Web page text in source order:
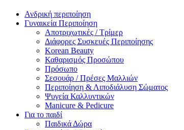
Ανδρική περιποίηση
Γυναικεία Περιποίηση
Αποτριχωτικές / Τρίμερ
Διάφορες Συσκευές Περιποίησης
Korean Beauty
Καθαρισμός Προσώπου
Πρόσωπο
Σεσουάρ / Πρέσες Μαλλιών
Περιποίηση & Λιποδιάλυση Σώματος
Ψυγεία Καλλυντικών
Manicure & Pedicure
Για το παιδί
Παιδικά Δώρα